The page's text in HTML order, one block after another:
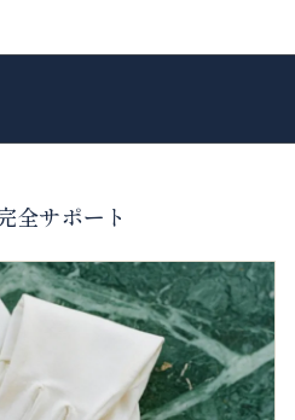
全サポート